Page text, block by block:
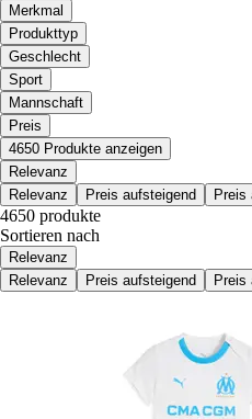
Merkmal
Produkttyp
Geschlecht
Sport
Mannschaft
Preis
4650 Produkte anzeigen
Relevanz
Relevanz
Preis aufsteigend Preis
4650 produkte
Sortieren nach
Relevanz
Relevanz
Preis aufsteigend Preis